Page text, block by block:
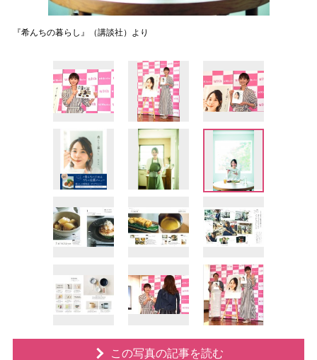
『希んちの暮らし』（講談社）より
この写真の記事を読む